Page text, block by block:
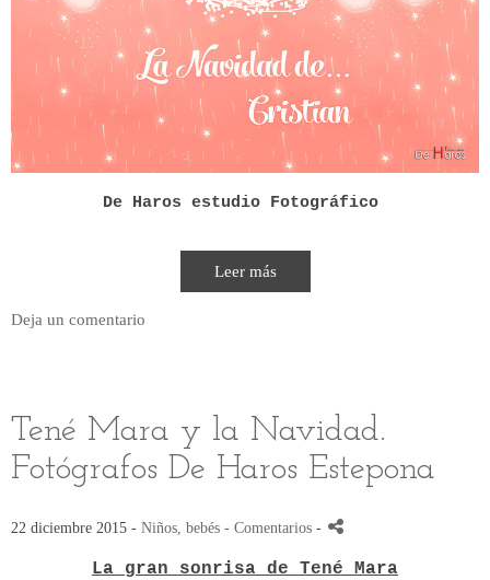
De Haros estudio Fotográfico
Leer más
Deja un comentario
Tené Mara y la Navidad.
Fotógrafos De Haros Estepona
22 diciembre 2015 - Niños, bebés - Comentarios -
La gran sonrisa de Tené Mara